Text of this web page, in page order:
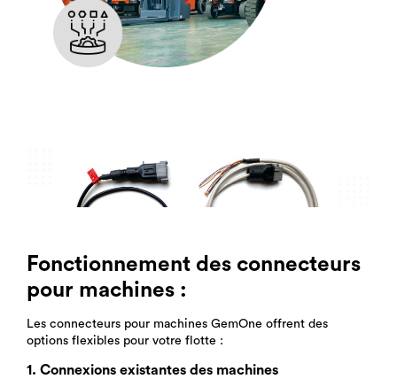
Fonctionnement des connecteurs
pour machines :
Les connecteurs pour machines GemOne offrent des
options flexibles pour votre flotte :
1. Connexions existantes des machines